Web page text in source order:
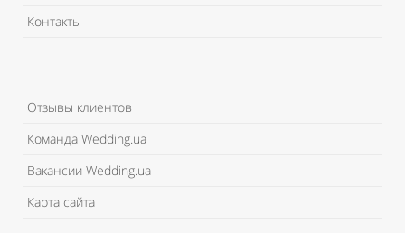
Контакты
Отзывы клиентов
Команда Wedding.ua
Вакансии Wedding.ua
Карта сайта